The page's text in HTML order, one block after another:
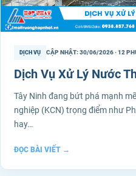
DỊCH VỤ CẬP NHẬT: 30/06/2026 · 12
Dịch Vụ Xử Lý Nước
Tây Ninh đang bứt phá mạnh
nghiệp (KCN) trọng điểm như
hay…
ĐỌC BÀI VIẾT →